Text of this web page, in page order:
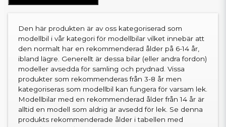
Den här produkten är av oss kategoriserad som
modellbil i vår kategori för modellbilar vilket innebär att
den normalt har en rekommenderad ålder på 6-14 år,
ibland lägre. Generellt är dessa bilar (eller andra fordon)
modeller avsedda för samling och prydnad. Vissa
produkter som rekommenderas från 3-8 år men
kategoriseras som modellbil kan fungera för varsam lek.
Modellbilar med en rekommenderad ålder från 14 år är
alltid en modell som aldrig är avsedd för lek. Se denna
produkts rekommenderade ålder i tabellen med